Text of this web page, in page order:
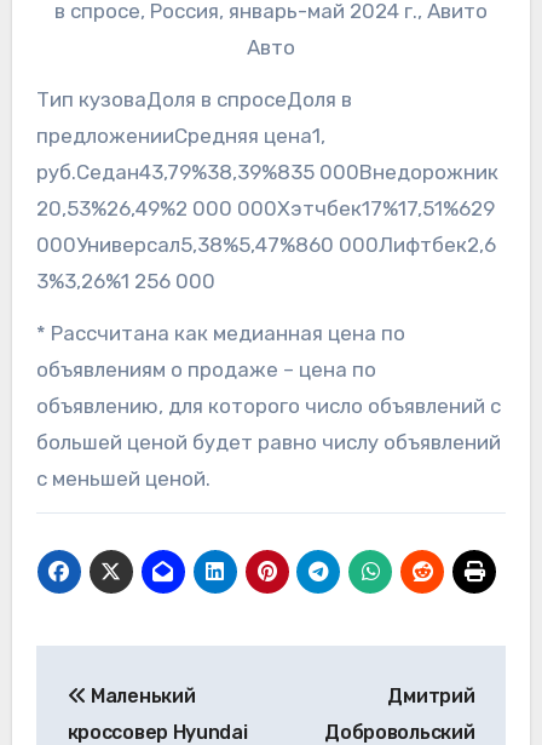
в спросе, Россия, январь-май 2024 г., Авито
Авто
Тип кузоваДоля в спросеДоля в
предложенииСредняя цена1,
руб.Седан43,79%38,39%835 000Внедорожник
20,53%26,49%2 000 000Хэтчбек17%17,51%629
000Универсал5,38%5,47%860 000Лифтбек2,6
3%3,26%1 256 000
* Рассчитана как медианная цена по
объявлениям о продаже – цена по
объявлению, для которого число объявлений с
большей ценой будет равно числу объявлений
с меньшей ценой.
по
Маленький
кроссовер Hyundai
Дмитрий
Добровольский